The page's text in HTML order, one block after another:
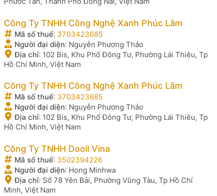
Công Ty TNHH Công Nghệ Xanh Phúc Lâm
Mã số thuế: 3703423685
Người đại diện: Nguyễn Phương Thảo
Địa chỉ: 102 Bis, Khu Phố Đông Tư, Phường Lái Thiêu, Tp
Hồ Chí Minh, Việt Nam
Công Ty TNHH Công Nghệ Xanh Phúc Lâm
Mã số thuế: 3703423685
Người đại diện: Nguyễn Phương Thảo
Địa chỉ: 102 Bis, Khu Phố Đông Tư, Phường Lái Thiêu, Tp
Hồ Chí Minh, Việt Nam
Công Ty TNHH Dooil Vina
Mã số thuế: 3502394226
Người đại diện: Hong Minhwa
Địa chỉ: Số 78 Yên Bái, Phường Vũng Tàu, Tp Hồ Chí
Minh, Việt Nam